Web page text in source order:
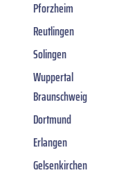
Pforzheim
Reutlingen
Solingen
Wuppertal
Braunschweig
Dortmund
Erlangen
Gelsenkirchen